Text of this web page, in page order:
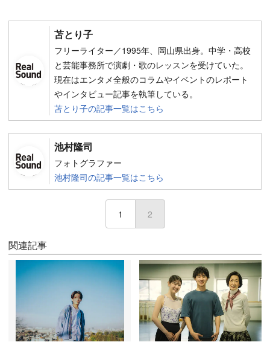
苫とり子
フリーライター／1995年、岡山県出身。中学・高校
と芸能事務所で演劇・歌のレッスンを受けていた。
現在はエンタメ全般のコラムやイベントのレポート
やインタビュー記事を執筆している。
苫とり子の記事一覧はこちら
池村隆司
フォトグラファー
池村隆司の記事一覧はこちら
1 2
関連記事